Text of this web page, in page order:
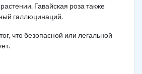
Гавайская роза также
галлюцинаций.
что безопасной или легальной